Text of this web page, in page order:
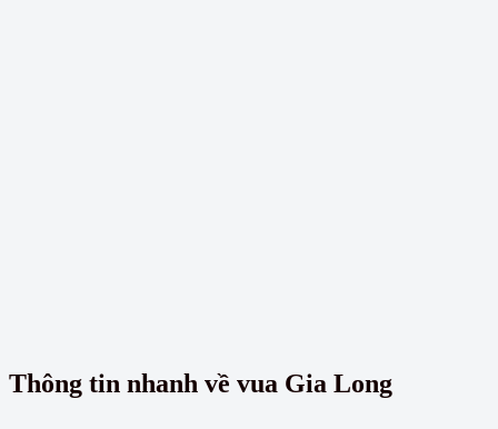
Thông tin nhanh về vua Gia Long